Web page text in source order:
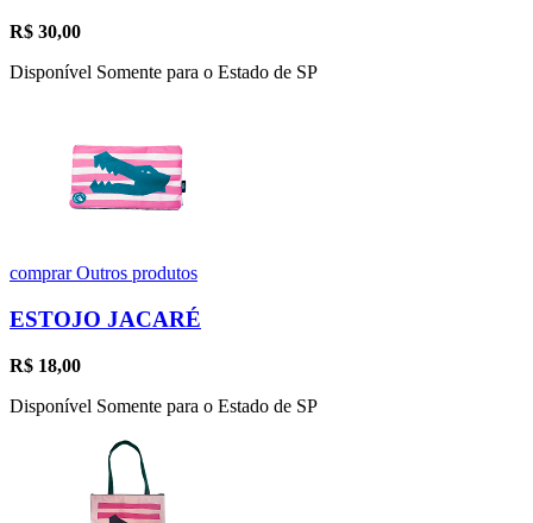
R$ 30,00
Disponível Somente para o Estado de SP
comprarOutros produtos
ESTOJO JACARÉ
R$ 18,00
Disponível Somente para o Estado de SP